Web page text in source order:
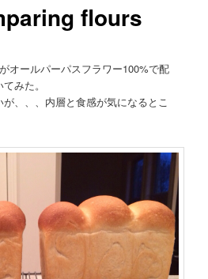
flours
オールパーパスフラワー100%で配
みた。
、、、内層と食感が気になるとこ